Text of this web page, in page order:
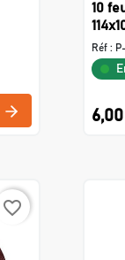
10
Réf :
favorite_border